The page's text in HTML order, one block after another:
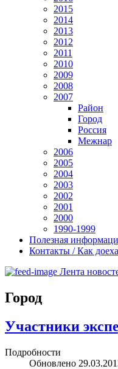
2015
2014
2013
2012
2011
2010
2009
2008
2007
Район
Город
Россия
Межнар
2006
2005
2004
2003
2002
2001
2000
1990-1999
Полезная
Контакты / Как
Лента
Город
Участники
Подробности
Обновлено